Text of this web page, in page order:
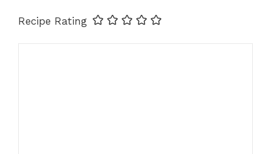
Recipe Rating